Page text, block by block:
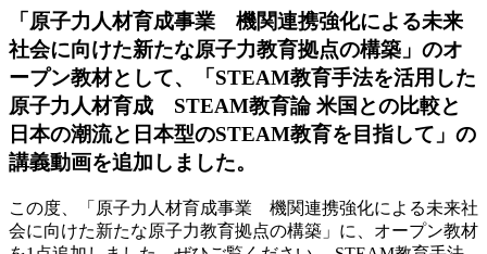
「原子力人材育成事業 機関連携強化による未来
社会に向けた新たな原子力教育拠点の構築」のオ
ープン教材として、「STEAM教育手法を活用した
原子力人材育成 STEAM教育論 米国との比較と
日本の潮流と日本型のSTEAM教育を目指して」の
講義動画を追加しました。
この度、「原子力人材育成事業 機関連携強化による未来社
会に向けた新たな原子力教育拠点の構築」に、オープン教材